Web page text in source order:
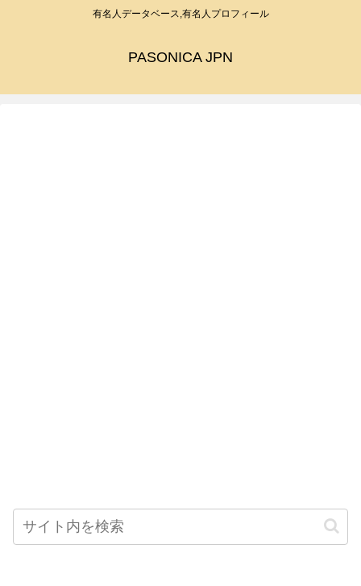
有名人データベース,有名人プロフィール
PASONICA JPN